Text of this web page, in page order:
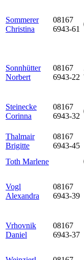
Sommerer
Christina
08167
6943-61
Sonnhütter
Norbert
08167
6943-22
Steinecke
Corinna
08167
6943-32
Thalmair
Brigitte
08167
6943-45
Toth Marlene
Vogl
Alexandra
08167
6943-39
Vrhovnik
Daniel
08167
6943-37